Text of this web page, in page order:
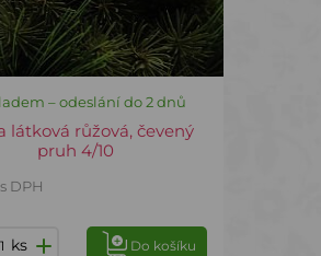
– odeslání do 2 dnů
látková růžová, čevený
pruh 4/10
s DPH
ks Do košíku